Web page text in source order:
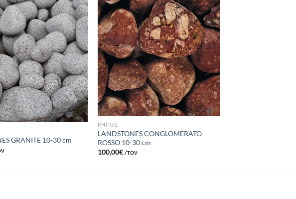
Πρόσθήκη
στην λίστα
επιθυμιών
GRANITE 10-30 cm
Πρόσθήκη
στην λίστα
επιθυμιών
ΚΗΠΟΣ
LANDSTONES CONGLOMERATO
ROSSO 10-30 cm
100,00€ /τον